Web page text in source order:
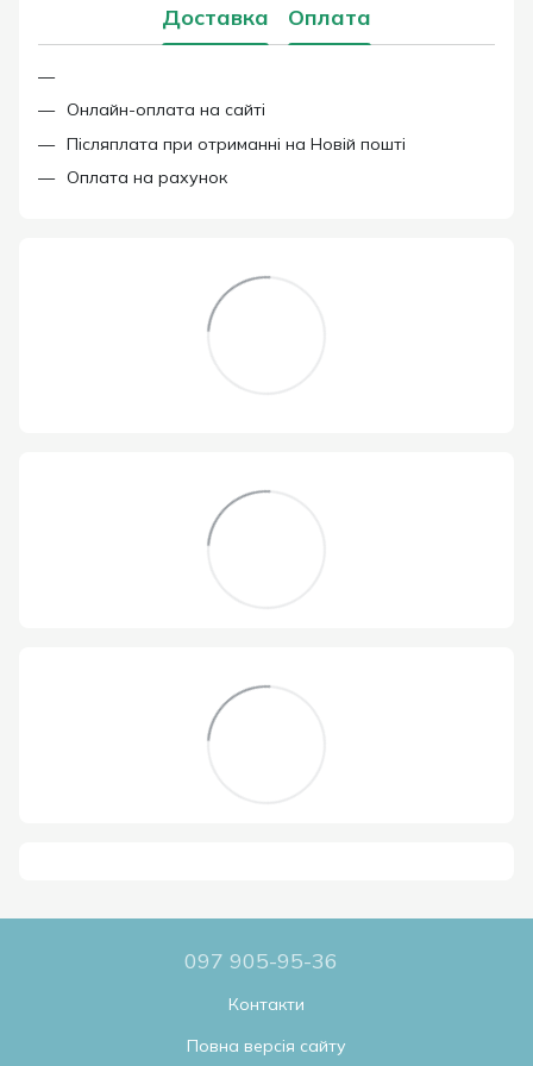
Доставка Оплата
Онлайн-оплата на сайті
Післяплата при отриманні на Новій пошті
Оплата на рахунок
097 905-95-36
Контакти
Повна версія сайту